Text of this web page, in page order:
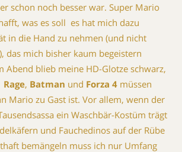
schon noch besser war. Super Mario
was es soll  es hat mich dazu
in die Hand zu nehmen (und nicht
das mich bisher kaum begeistern
Abend blieb meine HD-Glotze schwarz,
Rage, Batman und Forza 4 müssen
Mario zu Gast ist. Vor allem, wenn der
ein Waschbär-Kostüm trägt
und Fauchedinos auf der Rübe
bemängeln muss ich nur Umfang